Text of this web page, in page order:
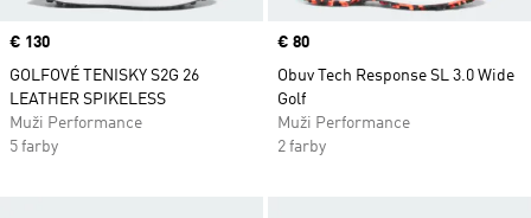
Price
€ 130
GOLFOVÉ TENISKY S2G 26
LEATHER SPIKELESS
Muži Performance
5 farby
Price
€ 80
Obuv Tech Response SL 3.0 Wide
Golf
Muži Performance
2 farby